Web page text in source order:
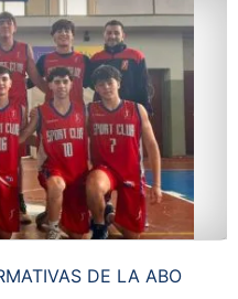
DE LA ABO